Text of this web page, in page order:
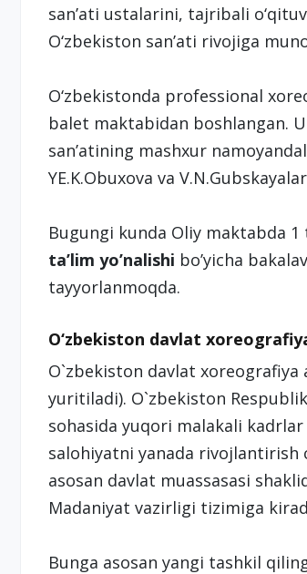
san’ati ustalarini, tajribali
О‘zbekiston san’ati rivojiga
О‘zbekistonda professional
balet maktabidan boshlangan.
san’atining mashxur
YE.K.Obuxova va
Bugungi kunda Oliy maktabda 1
ta’lim yo’nalishi bo’yicha
tayyorlanmoqda.
O‘zbekiston davlat
О`zbekiston davlat xoreografiya
yuritiladi). О`zbekiston
sohasida yuqori malakali
salohiyatni yanada rivojlantirish
asosan davlat muassasasi
Madaniyat vazirligi tizimiga
Bunga asosan yangi tashkil